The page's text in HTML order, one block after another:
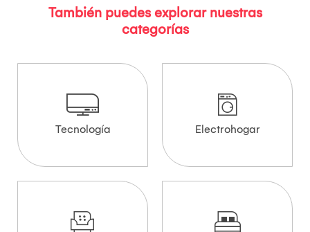
También puedes explorar nuestras
categorías
Tecnología Electrohogar